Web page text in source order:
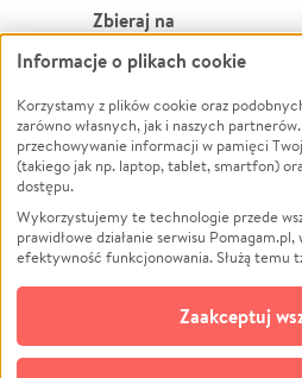
Zbieraj na
Leczenie
Zwierzęta
Pożar
Ukraina
Pomoc Finansowa
Projekty
Pogrzeb
Społeczność lokalna
Kultura
Informacje o plikach cookie
Korzystamy z plików cookie oraz
zarówno własnych, jak i naszych
przechowywanie informacji w pamięci
(takiego jak np. laptop, tablet, smartfon)
dostępu.
Wykorzystujemy te technologie przede
prawidłowe działanie serwisu
efektywność funkcjonowania. Służą temu
opcjonalnych
technologii do celów analitycznych i
zgodę na ich stosowanie lub jej odmówić.
możliwość zmiany swoich preferencji na
Zaakceptuj